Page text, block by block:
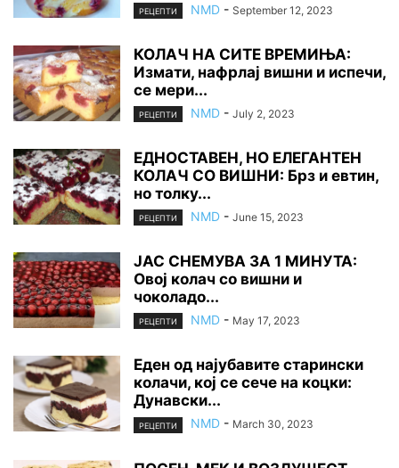
РЕЦЕПТИ NMD - September 12, 2023
КОЛАЧ НА СИТЕ ВРЕМИЊА:
Измати, нафрлај вишни и испечи,
се мери...
РЕЦЕПТИ NMD - July 2, 2023
ЕДНОСТАВЕН, НО ЕЛЕГАНТЕН
КОЛАЧ СО ВИШНИ: Брз и евтин,
но толку...
РЕЦЕПТИ NMD - June 15, 2023
ЈАС СНЕМУВА ЗА 1 МИНУТА:
Овој колач со вишни и
чоколадо...
РЕЦЕПТИ NMD - May 17, 2023
Еден од најубавите старински
колачи, кој се сече на коцки:
Дунавски...
РЕЦЕПТИ NMD - March 30, 2023